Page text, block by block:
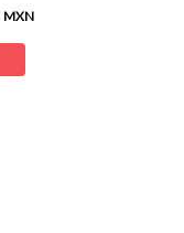
MXN